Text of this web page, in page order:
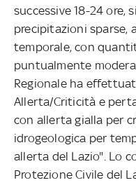
successive 18-24 ore,
precipitazioni sparse,
temporale, con
puntualmente
Regionale ha
Allerta/Criticità e
con allerta gialla per
idrogeologica per
allerta del Lazio". Lo
Protezione Civile del